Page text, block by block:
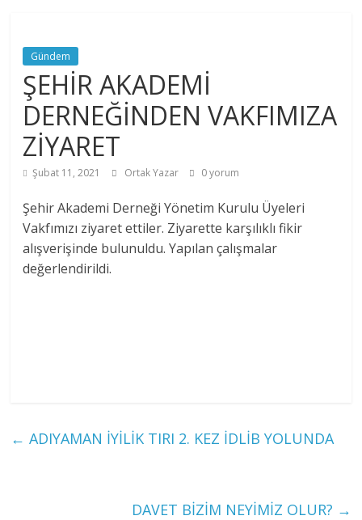
Gündem
ŞEHİR AKADEMİ
DERNEĞİNDEN VAKFIMIZA
ZİYARET
Şubat 11, 2021 Ortak Yazar 0 yorum
Şehir Akademi Derneği Yönetim Kurulu Üyeleri
Vakfımızı ziyaret ettiler. Ziyarette karşılıklı fikir
alışverişinde bulunuldu. Yapılan çalışmalar
değerlendirildi.
← ADIYAMAN İYİLİK TIRI 2. KEZ İDLİB YOLUNDA
DAVET BİZİM NEYİMİZ OLUR? →